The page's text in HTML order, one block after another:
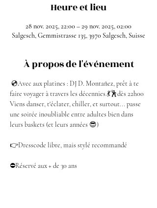
Heure et lieu
28 nov. 2025, 22:00 – 29 nov. 2025, 02:00
Salgesch, Gemmistrasse 135, 3970 Salgesch, Suisse
À propos de l'événement
💿Avec aux platines : DJ D. Montañez, prêt à te
faire voyager à travers les décennies.💃🕺dès 22h00
Viens danser, t'éclater, chiller, et surtout... passe
une soirée inoubliable entre adultes bien dans
leurs baskets (et leurs années 😎)
👉Dresscode libre, mais stylé recommandé
⛔Réservé aux + de 30 ans